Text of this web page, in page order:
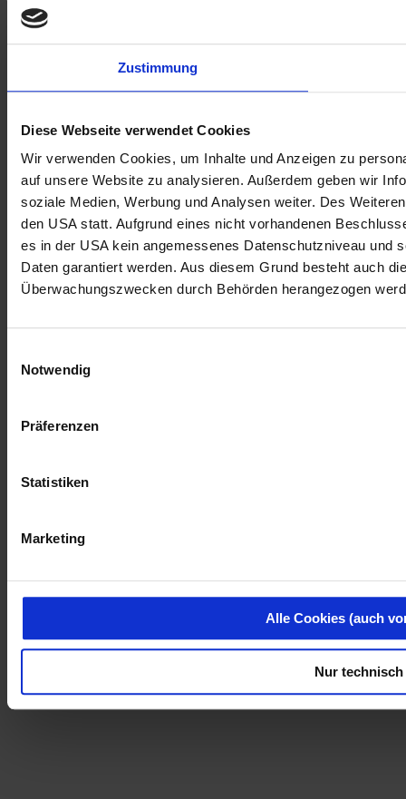
Zustimmung
Diese Webseite verwendet Cookies
Wir verwenden Cookies, um Inhalte und Anzeigen zu
auf unsere Website zu analysieren. Außerdem geben wir
soziale Medien, Werbung und Analysen weiter. Des
den USA statt. Aufgrund eines nicht vorhandenen
es in der USA kein angemessenes Datenschutzniveau und
Daten garantiert werden. Aus diesem Grund besteht auch
Überwachungszwecken durch Behörden herangezogen
Notwendig
Präferenzen
Statistiken
Marketing
Alle Cookies (auch
Nur